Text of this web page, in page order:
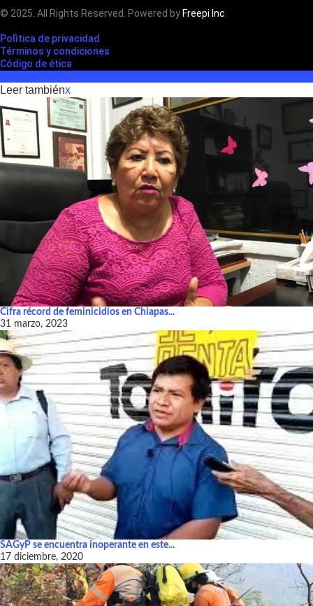
© 2025. All Rights Reserved. Powered by Freepi Inc
Polìtica de privacidad
Términos y condiciones
Código de ética
Leer tambiénx
Cifra récord de feminicidios en Chiapas...
31 marzo, 2023
SAGyP se encuentra inoperante en este...
17 diciembre, 2020